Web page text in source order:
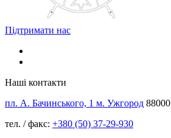
Підтримати нас
Наші контакти
пл. А. Бачинського, 1 м. Ужгород 88000
тел. / факс: +380 (50) 37-29-930